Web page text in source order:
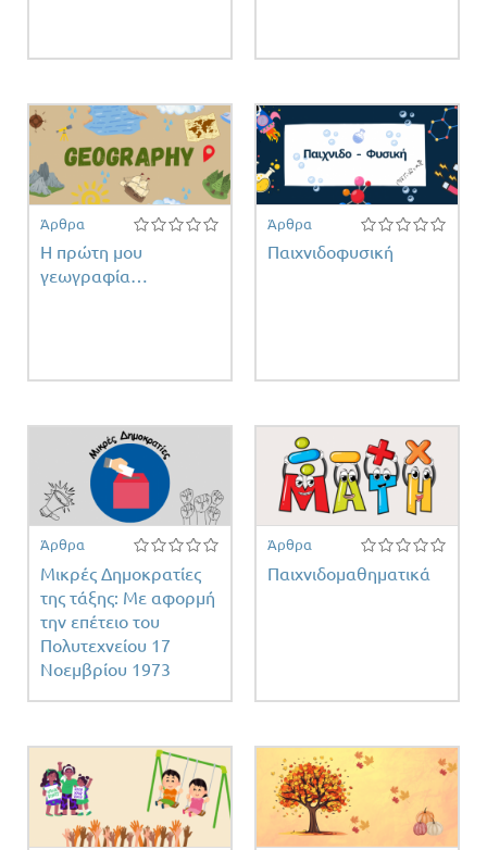
Άρθρα
Η πρώτη μου
γεωγραφία…
Άρθρα
Παιχνιδοφυσική
Άρθρα
Μικρές Δημοκρατίες
της τάξης: Με αφορμή
την επέτειο του
Πολυτεχνείου 17
Νοεμβρίου 1973
Άρθρα
Παιχνιδομαθηματικά